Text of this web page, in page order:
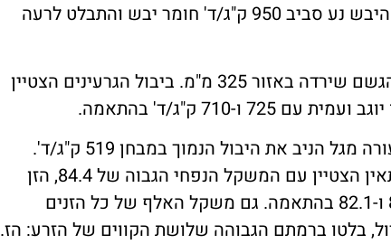
ביבול חומר יבש לדונם לא היה הבדל מובהק בין הזנים, יבול החומר היבש נע סביב 950 ק"ג/ד' חומר יבש והתבלט לרעה
יבול הגרעינים במבחן היה בממוצע 670 ק"ג/ד' גבוה יחסית לכמות הגשם שירדה באזור 325 מ"מ. ביבול הגרעינים הצטיין
המשקל הנפחי נמצא גבוה ותקין בכל הזנים והקווים במבחן, הזן כיתאין הצטיין עם המשקל הנפחי הגבוה של 84.4, הזן
עמית והקו אג 91 היו הנמוכים ביותר במבחן עם משקל נפחי של 82 ו-82.1 בהתאמה. גם משקל האלף של כל הזנים
בלטו ברמתם הגבוהה שלושת הקווים של הזרע: הז.